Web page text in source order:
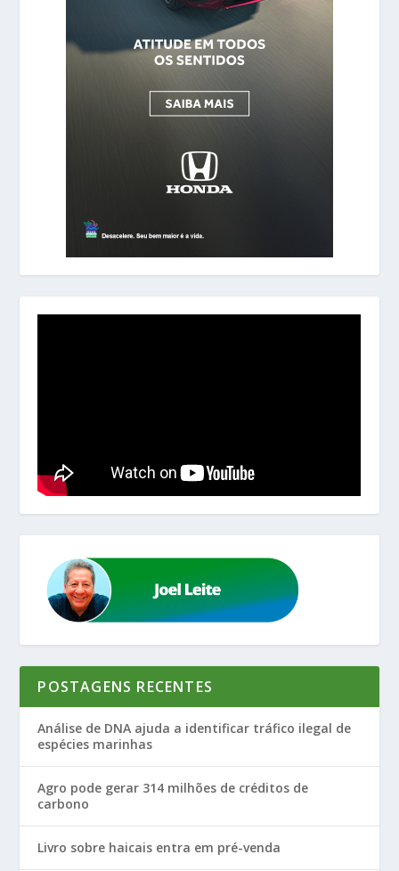
POSTAGENS RECENTES
Análise de DNA ajuda a identificar tráfico ilegal de
espécies marinhas
Agro pode gerar 314 milhões de créditos de
carbono
Livro sobre haicais entra em pré-venda